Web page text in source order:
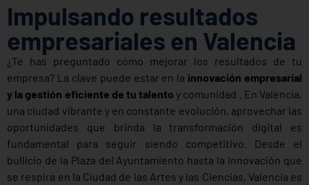
Impulsando resultados
empresariales en Valencia
¿Te has preguntado cómo mejorar los resultados de tu
empresa? La clave puede estar en la innovación empresarial
y la gestión eficiente de tu talento y comunidad . En Valencia,
una ciudad vibrante y en constante evolución, aprovechar las
oportunidades que brinda la transformación digital es
fundamental para seguir siendo competitivo. Desde el
bullicio de la Plaza del Ayuntamiento hasta la innovación que
se respira en la Ciudad de las Artes y las Ciencias, Valencia es